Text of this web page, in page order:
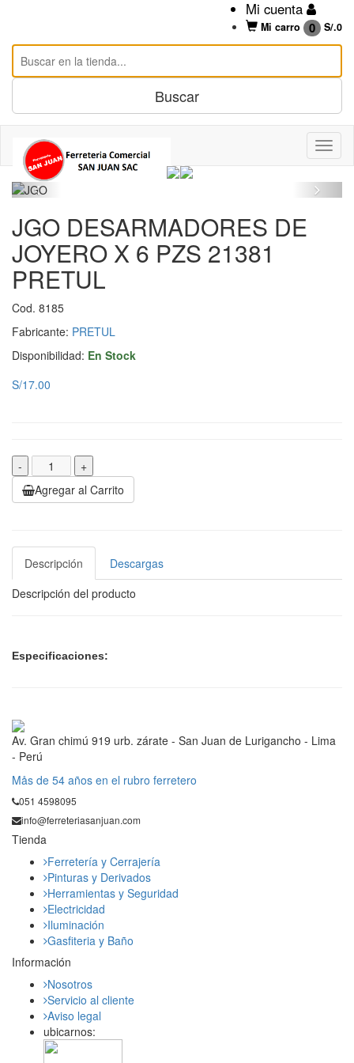
Mi cuenta
Mi carro 0 S/.0
JGO DESARMADORES DE
JOYERO X 6 PZS 21381
PRETUL
Cod. 8185
Fabricante: PRETUL
Disponibilidad: En Stock
S/17.00
-
+
Agregar al Carrito
Descripción
Descargas
Descripción del producto
Especificaciones:
Av. Gran chimú 919 urb. zárate - San Juan de Lurigancho - Lima
- Perú
Mås de 54 años en el rubro ferretero
051 4598095
info@ferreteriasanjuan.com
Tienda
Ferretería y Cerrajería
Pinturas y Derivados
Herramientas y Seguridad
Electricidad
Iluminación
Gasfiteria y Baño
Información
Nosotros
Servicio al cliente
Aviso legal
ubicarnos: